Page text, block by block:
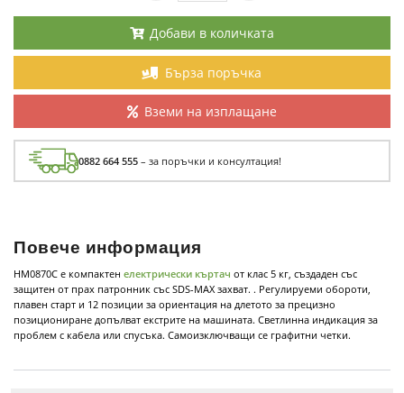
Добави в количката
Бърза поръчка
Вземи на изплащане
0882 664 555 – за поръчки и консултация!
Повече информация
HM0870C е компактен електрически къртач от клас 5 кг, създаден със
защитен от прах патронник със SDS-MAX захват. . Регулируеми обороти,
плавен старт и 12 позиции за ориентация на длетото за прецизно
позициониране допълват екстрите на машината. Светлинна индикация за
проблем с кабела или спусъка. Самоизключващи се графитни четки.